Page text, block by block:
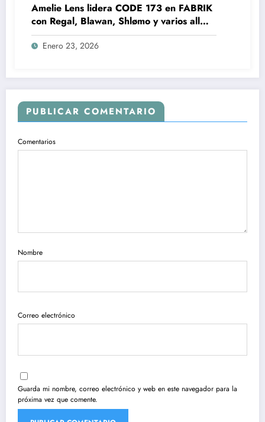
Amelie Lens lidera CODE 173 en FABRIK
con Regal, Blawan, Shlømo y varios all
night long
Enero 23, 2026
PUBLICAR COMENTARIO
Comentarios
Nombre
Correo electrónico
Guarda mi nombre, correo electrónico y web en este navegador para la
próxima vez que comente.